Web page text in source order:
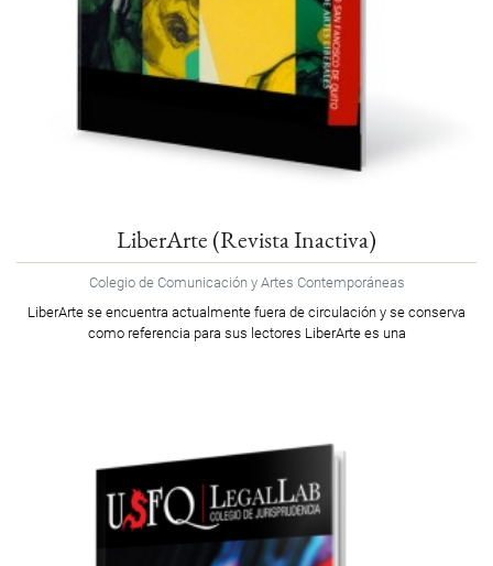
LiberArte (Revista Inactiva)
Colegio de Comunicación y Artes Contemporáneas
LiberArte se encuentra actualmente fuera de circulación y se conserva
como referencia para sus lectores LiberArte es una